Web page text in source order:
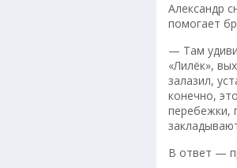
Александр
помогает
— Там
«Лилёк»,
залазил,
конечно,
перебежки,
В ответ —